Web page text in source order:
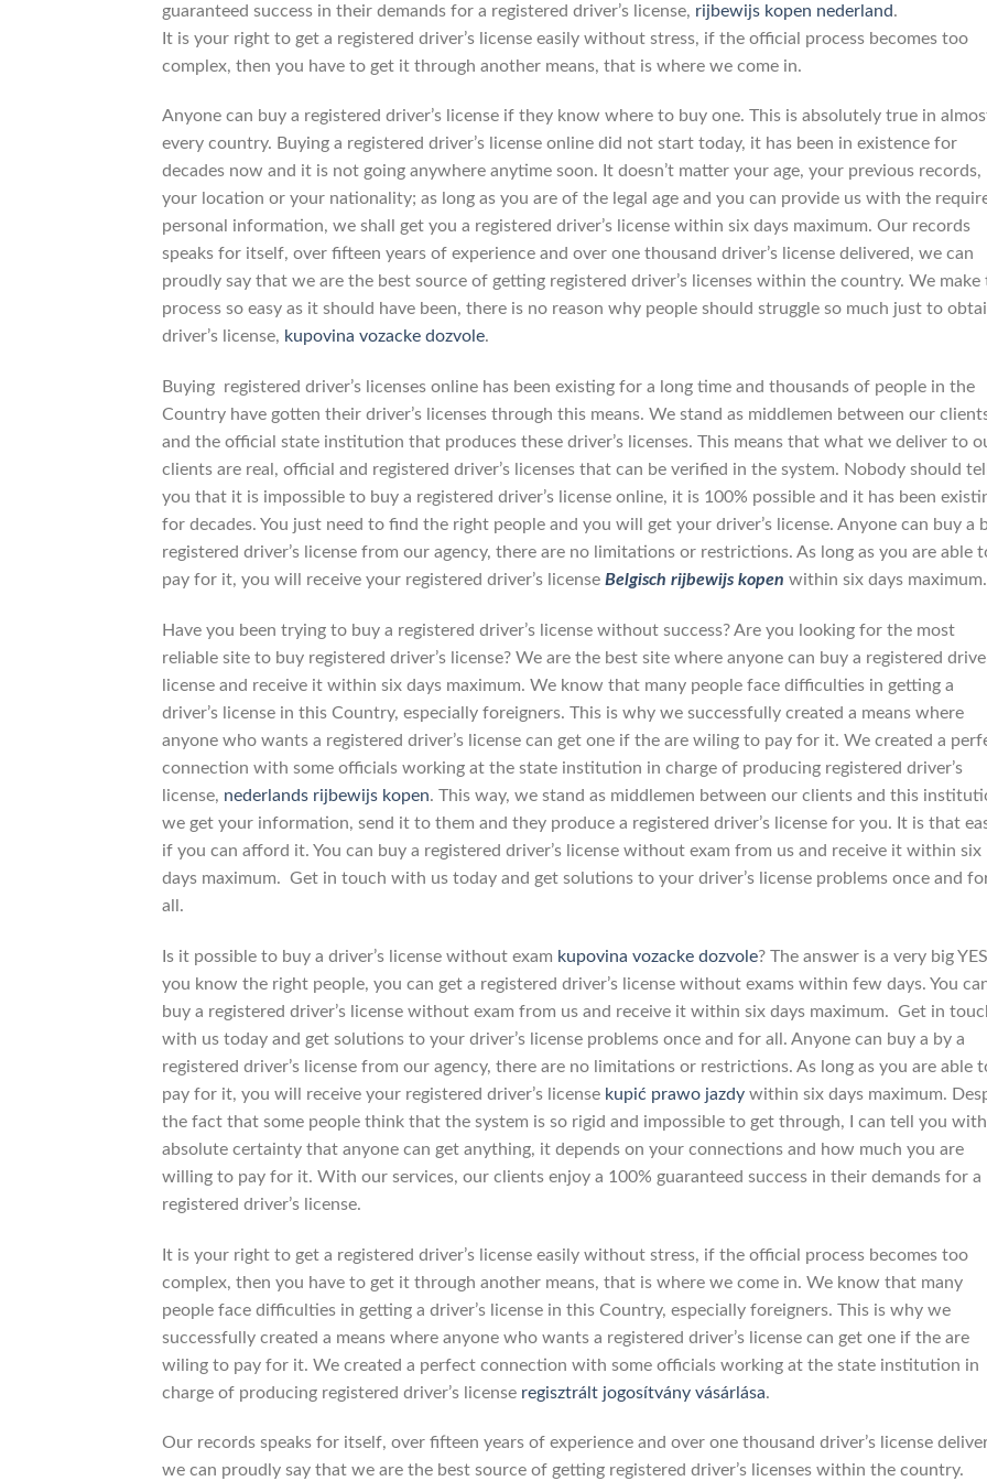
guaranteed success in their demands for a registered driver’s license, rijbewijs kopen nederland.
It is your right to get a registered driver’s license easily without stress, if the official process becomes too
complex, then you have to get it through another means, that is where we come in.
Anyone can buy a registered driver’s license if they know where to buy one. This is absolutely true in
every country. Buying a registered driver’s license online did not start today, it has been in existence for
decades now and it is not going anywhere anytime soon. It doesn’t matter your age, your previous records,
your location or your nationality; as long as you are of the legal age and you can provide us with the
personal information, we shall get you a registered driver’s license within six days maximum. Our records
speaks for itself, over fifteen years of experience and over one thousand driver’s license delivered, we can
proudly say that we are the best source of getting registered driver’s licenses within the country. We make
process so easy as it should have been, there is no reason why people should struggle so much just to
driver’s license, kupovina vozacke dozvole.
Buying registered driver’s licenses online has been existing for a long time and thousands of people in the
Country have gotten their driver’s licenses through this means. We stand as middlemen between our
and the official state institution that produces these driver’s licenses. This means that what we deliver to
clients are real, official and registered driver’s licenses that can be verified in the system. Nobody should tell
you that it is impossible to buy a registered driver’s license online, it is 100% possible and it has been
for decades. You just need to find the right people and you will get your driver’s license. Anyone can buy a
registered driver’s license from our agency, there are no limitations or restrictions. As long as you are able
pay for it, you will receive your registered driver’s license Belgisch rijbewijs kopen within six days maximum.
Have you been trying to buy a registered driver’s license without success? Are you looking for the most
reliable site to buy registered driver’s license? We are the best site where anyone can buy a registered
license and receive it within six days maximum. We know that many people face difficulties in getting a
driver’s license in this Country, especially foreigners. This is why we successfully created a means where
anyone who wants a registered driver’s license can get one if the are wiling to pay for it. We created a
connection with some officials working at the state institution in charge of producing registered driver’s
license, nederlands rijbewijs kopen. This way, we stand as middlemen between our clients and this
we get your information, send it to them and they produce a registered driver’s license for you. It is that
if you can afford it. You can buy a registered driver’s license without exam from us and receive it within six
days maximum. Get in touch with us today and get solutions to your driver’s license problems once and
all.
Is it possible to buy a driver’s license without exam kupovina vozacke dozvole? The answer is a very big
you know the right people, you can get a registered driver’s license without exams within few days. You
buy a registered driver’s license without exam from us and receive it within six days maximum. Get in
with us today and get solutions to your driver’s license problems once and for all. Anyone can buy a by a
registered driver’s license from our agency, there are no limitations or restrictions. As long as you are able
pay for it, you will receive your registered driver’s license kupić prawo jazdy within six days maximum.
the fact that some people think that the system is so rigid and impossible to get through, I can tell you with
absolute certainty that anyone can get anything, it depends on your connections and how much you are
willing to pay for it. With our services, our clients enjoy a 100% guaranteed success in their demands for a
registered driver’s license.
It is your right to get a registered driver’s license easily without stress, if the official process becomes too
complex, then you have to get it through another means, that is where we come in. We know that many
people face difficulties in getting a driver’s license in this Country, especially foreigners. This is why we
successfully created a means where anyone who wants a registered driver’s license can get one if the are
wiling to pay for it. We created a perfect connection with some officials working at the state institution in
charge of producing registered driver’s license regisztrált jogosítvány vásárlása.
Our records speaks for itself, over fifteen years of experience and over one thousand driver’s license
we can proudly say that we are the best source of getting registered driver’s licenses within the country.